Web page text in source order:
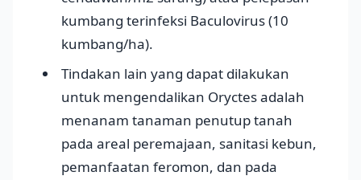
kumbang terinfeksi Baculovirus (10
kumbang/ha).
Tindakan lain yang dapat dilakukan
untuk mengendalikan Oryctes adalah
menanam tanaman penutup tanah
pada areal peremajaan, sanitasi kebun,
pemanfaatan feromon, dan pada